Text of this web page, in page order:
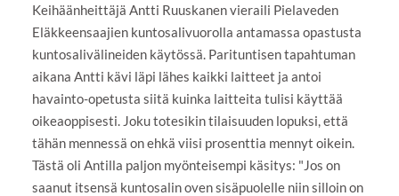
Keihäänheittäjä Antti Ruuskanen vieraili Pielaveden
Eläkkeensaajien kuntosalivuorolla antamassa opastusta
kuntosalivälineiden käytössä. Parituntisen tapahtuman
aikana Antti kävi läpi lähes kaikki laitteet ja antoi
havainto-opetusta siitä kuinka laitteita tulisi käyttää
oikeaoppisesti. Joku totesikin tilaisuuden lopuksi, että
tähän mennessä on ehkä viisi prosenttia mennyt oikein.
Tästä oli Antilla paljon myönteisempi käsitys: "Jos on
saanut itsensä kuntosalin oven sisäpuolelle niin silloin on